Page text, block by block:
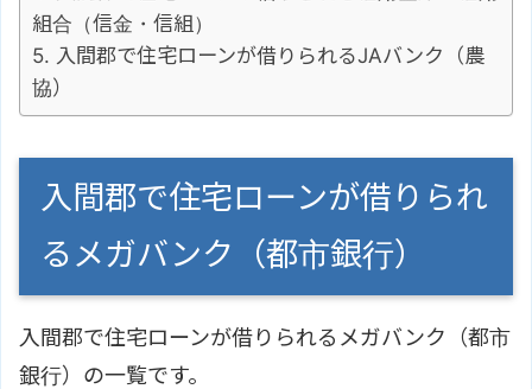
組合（信金・信組）
入間郡で住宅ローンが借りられるJAバンク（農
協）
入間郡で住宅ローンが借りられ
るメガバンク（都市銀行）
入間郡で住宅ローンが借りられるメガバンク（都市
銀行）の一覧です。